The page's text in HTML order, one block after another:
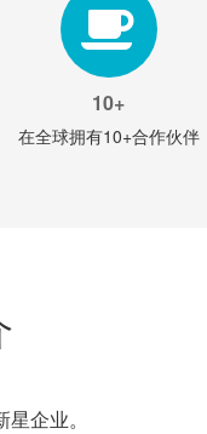
10+
在全球拥有10+合作伙伴
企业。